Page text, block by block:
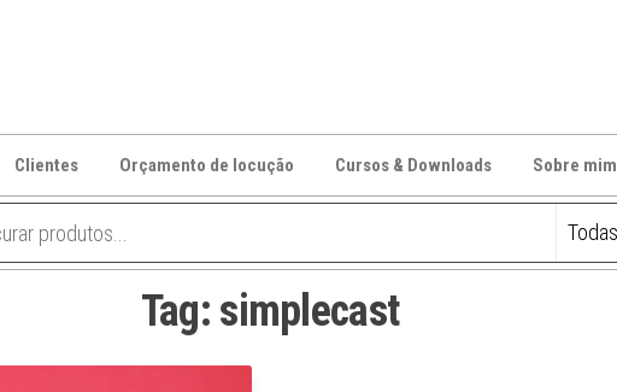
Clientes Orçamento de locução Cursos & Downloads Sobre mim
Tag: simplecast